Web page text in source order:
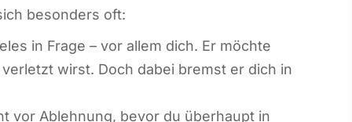
besonders oft:
in Frage – vor allem dich. Er möchte
wirst. Doch dabei bremst er dich in
vor Ablehnung, bevor du überhaupt in